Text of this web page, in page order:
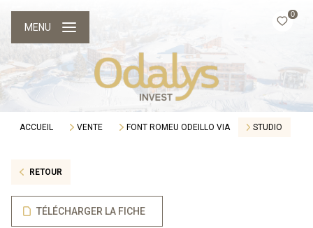
0
MENU
ACCUEIL VENTE FONT ROMEU ODEILLO VIA STUDIO
RETOUR
TÉLÉCHARGER LA FICHE